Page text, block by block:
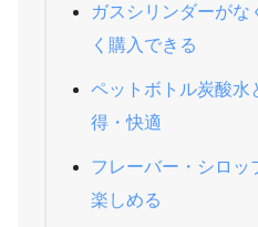
ガスシリンダーが
く購入できる
ペットボトル炭酸水
得・快適
フレーバー・シロッ
楽しめる